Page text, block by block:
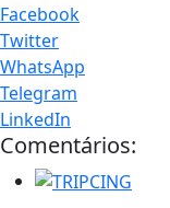
Facebook
Twitter
WhatsApp
Telegram
LinkedIn
Comentários: